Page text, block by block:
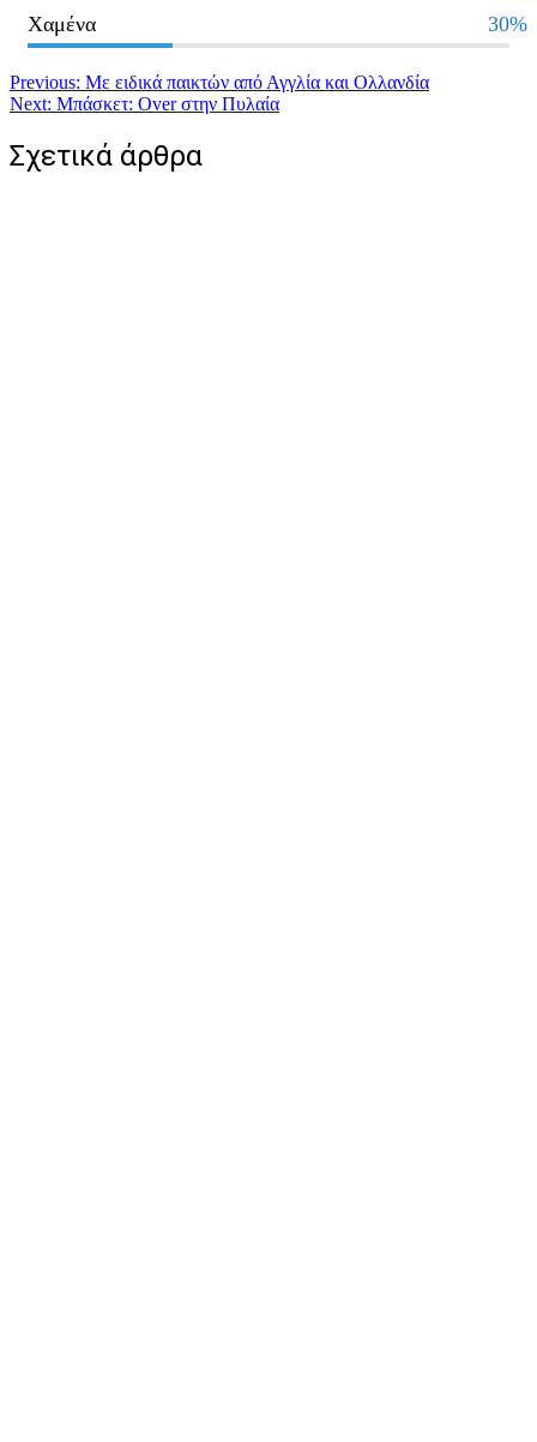
Χαμένα 30%
Πλοήγηση
άρθρων
Previous: Με ειδικά παικτών από Αγγλία και Ολλανδία
Next: Μπάσκετ: Over στην Πυλαία
Σχετικά άρθρα